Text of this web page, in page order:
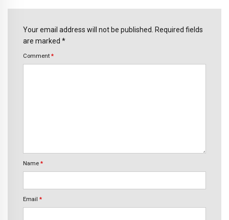
Your email address will not be published. Required fields
are marked *
Comment *
Name *
Email *